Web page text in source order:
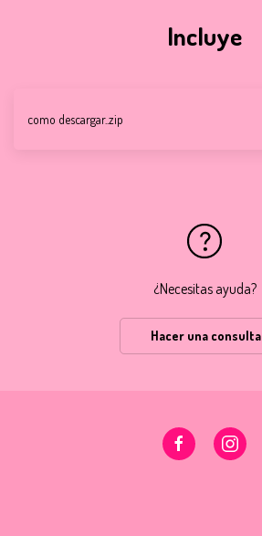
Incluye
como descargar..zip
¿Necesitas ayuda?
Hacer una consulta